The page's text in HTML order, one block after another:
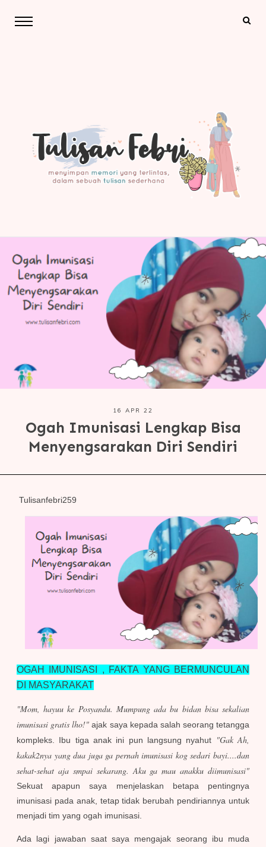
16 APR 22
Ogah Imunisasi Lengkap Bisa
Menyengsarakan Diri Sendiri
Tulisanfebri259
OGAH IMUNISASI , FAKTA YANG BERMUNCULAN
DI MASYARAKAT
"Mom, hayuu ke Posyandu. Mumpung ada bu bidan bisa sekalian
imunisasi gratis lho!"ajak saya kepada salah seorang tetangga
kompleks. Ibu tiga anak ini pun langsung nyahut
"Gak Ah,
kakak2nya yang dua juga ga pernah imunisasi kog sedari bayi....dan
sehat-sehat aja smpai sekarang. Aku ga mau anakku diimunisasi"
Sekuat apapun saya menjelaskan betapa pentingnya
imunisasi pada anak, tetap tidak berubah pendiriannya untuk
menjadi tim yang ogah imunisasi.
Ada lagi jawaban saat saya mengajak seorang ibu muda